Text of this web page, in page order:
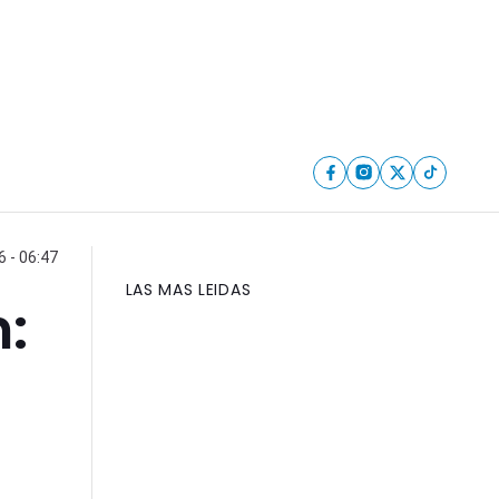
- 06:47
LAS MAS LEIDAS